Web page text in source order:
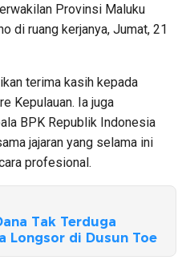
Provinsi Maluku
di ruang kerjanya, Jumat, 21
terima kasih kepada
Kepulauan. Ia juga
BPK Republik Indonesia
jajaran yang selama ini
profesional.
Tak Terduga
Longsor di Dusun Toe